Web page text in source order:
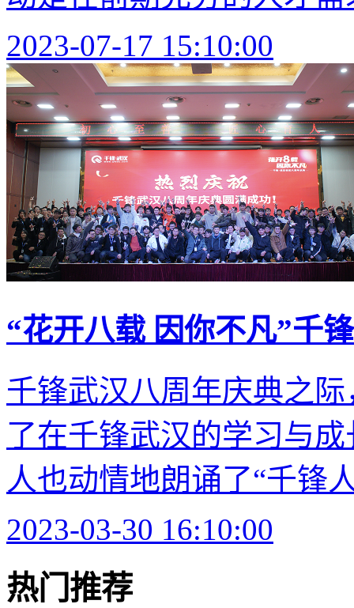
2023-07-17 15:10:00
“花开八载 因你不凡”千
千锋武汉八周年庆典之
了在千锋武汉的学习与
人也动情地朗诵了“千锋
2023-03-30 16:10:00
热门推荐